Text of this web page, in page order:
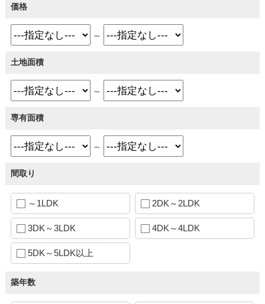
価格
～
土地面積
～
専有面積
～
間取り
～1LDK 2DK～2LDK
3DK～3LDK 4DK～4LDK
5DK～5LDK以上
築年数